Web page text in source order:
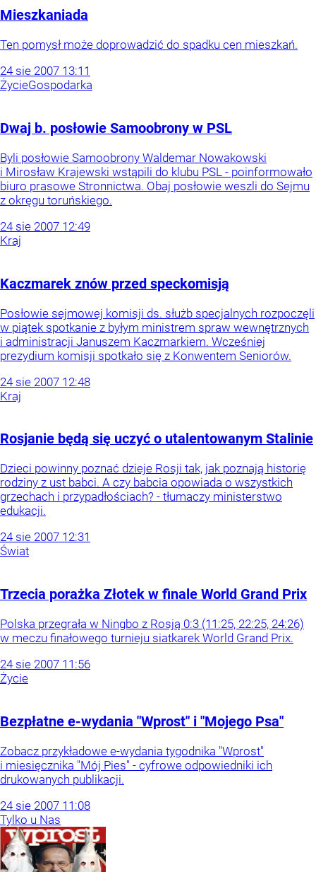
Mieszkaniada
Ten pomysł może doprowadzić do spadku cen mieszkań.
24 sie 2007 13:11
ŻycieGospodarka
Dwaj b. posłowie Samoobrony w PSL
Byli posłowie Samoobrony Waldemar Nowakowski
i Mirosław Krajewski wstąpili do klubu PSL - poinformowało
biuro prasowe Stronnictwa. Obaj posłowie weszli do Sejmu
z okręgu toruńskiego.
24 sie 2007 12:49
Kraj
Kaczmarek znów przed speckomisją
Posłowie sejmowej komisji ds. służb specjalnych rozpoczęli
w piątek spotkanie z byłym ministrem spraw wewnętrznych
i administracji Januszem Kaczmarkiem. Wcześniej
prezydium komisji spotkało się z Konwentem Seniorów.
24 sie 2007 12:48
Kraj
Rosjanie będą się uczyć o utalentowanym Stalinie
Dzieci powinny poznać dzieje Rosji tak, jak poznają historię
rodziny z ust babci. A czy babcia opowiada o wszystkich
grzechach i przypadłościach? - tłumaczy ministerstwo
edukacji.
24 sie 2007 12:31
Świat
Trzecia porażka Złotek w finale World Grand Prix
Polska przegrała w Ningbo z Rosją 0:3 (11:25, 22:25, 24:26)
w meczu finałowego turnieju siatkarek World Grand Prix.
24 sie 2007 11:56
Życie
Bezpłatne e-wydania "Wprost" i "Mojego Psa"
Zobacz przykładowe e-wydania tygodnika "Wprost"
i miesięcznika "Mój Pies" - cyfrowe odpowiedniki ich
drukowanych publikacji.
24 sie 2007 11:08
Tylko u Nas